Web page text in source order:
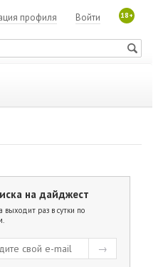
18+
Войти
профиля
на дайджест
выходит раз в сутки по